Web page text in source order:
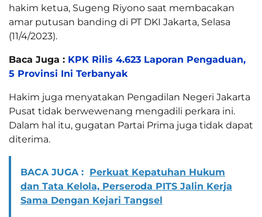
hakim ketua, Sugeng Riyono saat membacakan
amar putusan banding di PT DKI Jakarta, Selasa
(11/4/2023).
Baca Juga : KPK Rilis 4.623 Laporan Pengaduan,
5 Provinsi Ini Terbanyak
Hakim juga menyatakan Pengadilan Negeri Jakarta
Pusat tidak berwewenang mengadili perkara ini.
Dalam hal itu, gugatan Partai Prima juga tidak dapat
diterima.
BACA JUGA : Perkuat Kepatuhan Hukum
dan Tata Kelola, Perseroda PITS Jalin Kerja
Sama Dengan Kejari Tangsel